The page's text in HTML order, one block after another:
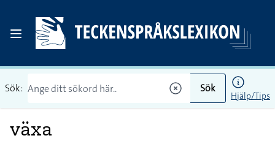
Sök: Sök
Hjälp/Tips
växa